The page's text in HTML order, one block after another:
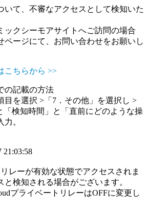
いて、不審なアクセスとして検知いた
ックシーモアサイトへご訪問の場合
ページにて、お問い合わせをお願いし
こちらから >>
の記載の方法
目を選択 >「7．その他」を選択し >
「検知時間」と「直前にどのような操
。
21:03:58
レーが有効な状態でアクセスされま
検知される場合がございます。
プライベートリレーはOFFに変更し